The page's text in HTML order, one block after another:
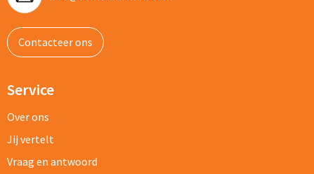
Contacteer ons
Service
Over ons
Jij vertelt
Vraag en antwoord